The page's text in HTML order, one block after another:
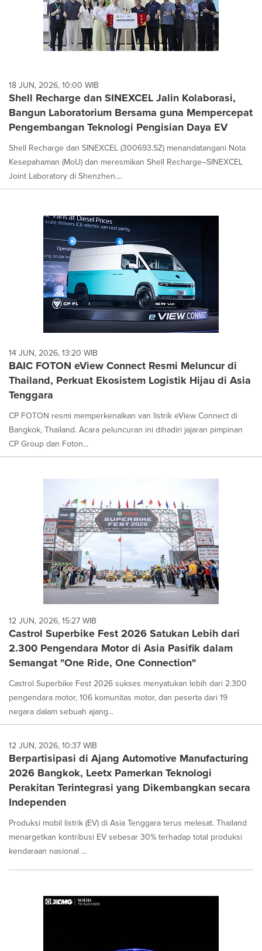
18 JUN, 2026, 10:00 WIB
Shell Recharge dan SINEXCEL Jalin Kolaborasi,
Bangun Laboratorium Bersama guna Mempercepat
Pengembangan Teknologi Pengisian Daya EV
Shell Recharge dan SINEXCEL (300693.SZ) menandatangani Nota
Kesepahaman (MoU) dan meresmikan Shell Recharge–SINEXCEL
Joint Laboratory di Shenzhen....
14 JUN, 2026, 13:20 WIB
BAIC FOTON eView Connect Resmi Meluncur di
Thailand, Perkuat Ekosistem Logistik Hijau di Asia
Tenggara
CP FOTON resmi memperkenalkan van listrik eView Connect di
Bangkok, Thailand. Acara peluncuran ini dihadiri jajaran pimpinan
CP Group dan Foton...
12 JUN, 2026, 15:27 WIB
Castrol Superbike Fest 2026 Satukan Lebih dari
2.300 Pengendara Motor di Asia Pasifik dalam
Semangat "One Ride, One Connection"
Castrol Superbike Fest 2026 sukses menyatukan lebih dari 2.300
pengendara motor, 106 komunitas motor, dan peserta dari 19
negara dalam sebuah ajang...
12 JUN, 2026, 10:37 WIB
Berpartisipasi di Ajang Automotive Manufacturing
2026 Bangkok, Leetx Pamerkan Teknologi
Perakitan Terintegrasi yang Dikembangkan secara
Independen
Produksi mobil listrik (EV) di Asia Tenggara terus melesat. Thailand
menargetkan kontribusi EV sebesar 30% terhadap total produksi
kendaraan nasional ...